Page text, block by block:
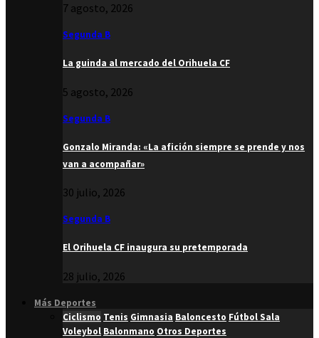
7 agosto, 2026
Segunda B
La guinda al mercado del Orihuela CF
5 agosto, 2026
Segunda B
Gonzalo Miranda: «La afición siempre se prende y nos
van a acompañar»
30 julio, 2026
Segunda B
El Orihuela CF inaugura su pretemporada
28 julio, 2026
Más Deportes
Ciclismo Tenis Gimnasia Baloncesto Fútbol Sala
Voleybol Balonmano Otros Deportes